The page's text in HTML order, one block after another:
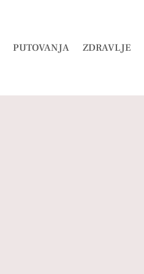
PUTOVANJA ZDRAVLJE